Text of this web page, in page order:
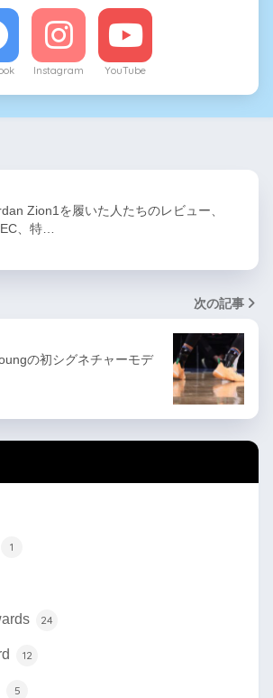
Instagram YouTube
Zion1を履いた人たちのレビュー、
、特…
次の記事
の初シグネチャーモデ
1
24
12
5